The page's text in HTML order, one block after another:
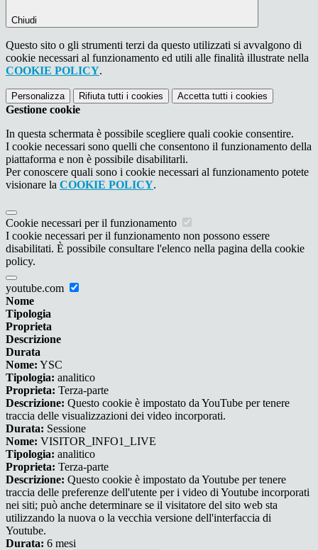
Chiudi
Questo sito o gli strumenti terzi da questo utilizzati si avvalgono di
cookie necessari al funzionamento ed utili alle finalità illustrate nella
COOKIE POLICY.
Personalizza Rifiuta tutti i cookies Accetta tutti i cookies
Gestione cookie
In questa schermata è possibile scegliere quali cookie consentire.
I cookie necessari sono quelli che consentono il funzionamento della
piattaforma e non è possibile disabilitarli.
Per conoscere quali sono i cookie necessari al funzionamento potete
visionare la COOKIE POLICY.
Cookie necessari per il funzionamento
I cookie necessari per il funzionamento non possono essere
disabilitati. È possibile consultare l'elenco nella pagina della cookie
policy.
youtube.com
Nome
Tipologia
Proprieta
Descrizione
Durata
Nome: YSC
Tipologia: analitico
Proprieta: Terza-parte
Descrizione: Questo cookie è impostato da YouTube per tenere
traccia delle visualizzazioni dei video incorporati.
Durata: Sessione
Nome: VISITOR_INFO1_LIVE
Tipologia: analitico
Proprieta: Terza-parte
Descrizione: Questo cookie è impostato da Youtube per tenere
traccia delle preferenze dell'utente per i video di Youtube incorporati
nei siti; può anche determinare se il visitatore del sito web sta
utilizzando la nuova o la vecchia versione dell'interfaccia di
Youtube.
Durata: 6 mesi